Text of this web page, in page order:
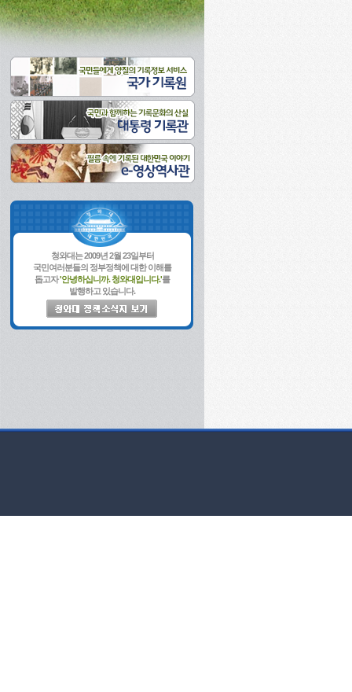
청와대는 2009년 2월 23일부터
국민여러분들의 정부정책에 대한 이해를
돕고자'안녕하십니까. 청와대입니다.'를
발행하고 있습니다.